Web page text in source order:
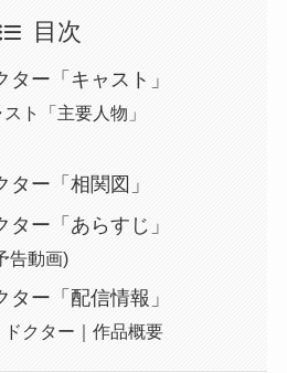
目次
ター「キャスト」
ト「主要人物」
ター「相関図」
ター「あらすじ」
告動画)
ター「配信情報」
ドクター｜作品概要